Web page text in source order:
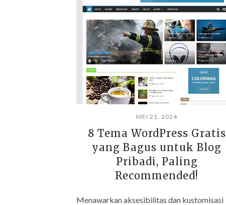
MEI 21, 2024
8 Tema WordPress Gratis
yang Bagus untuk Blog
Pribadi, Paling
Recommended!
Menawarkan aksesibilitas dan kustomisasi